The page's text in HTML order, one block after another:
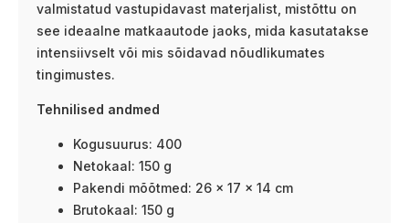
valmistatud vastupidavast materjalist, mistõttu on
see ideaalne matkaautode jaoks, mida kasutatakse
intensiivselt või mis sõidavad nõudlikumates
tingimustes.
Tehnilised andmed
Kogusuurus: 400
Netokaal: 150 g
Pakendi mõõtmed: 26 × 17 × 14 cm
Brutokaal: 150 g